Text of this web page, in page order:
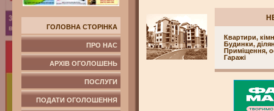
ГОЛОВНА СТОРІНКА
ПРО НАС
АРХІВ ОГОЛОШЕНЬ
ПОСЛУГИ
ПОДАТИ ОГОЛОШЕННЯ
Квартири,
Будинки,
Приміщення,
Гаражі